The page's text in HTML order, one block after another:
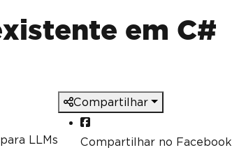
em C#
LLMs
Compartilhar
Compartilhar no Facebook